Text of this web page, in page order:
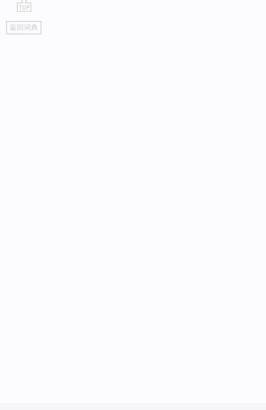
go
top
返回词典